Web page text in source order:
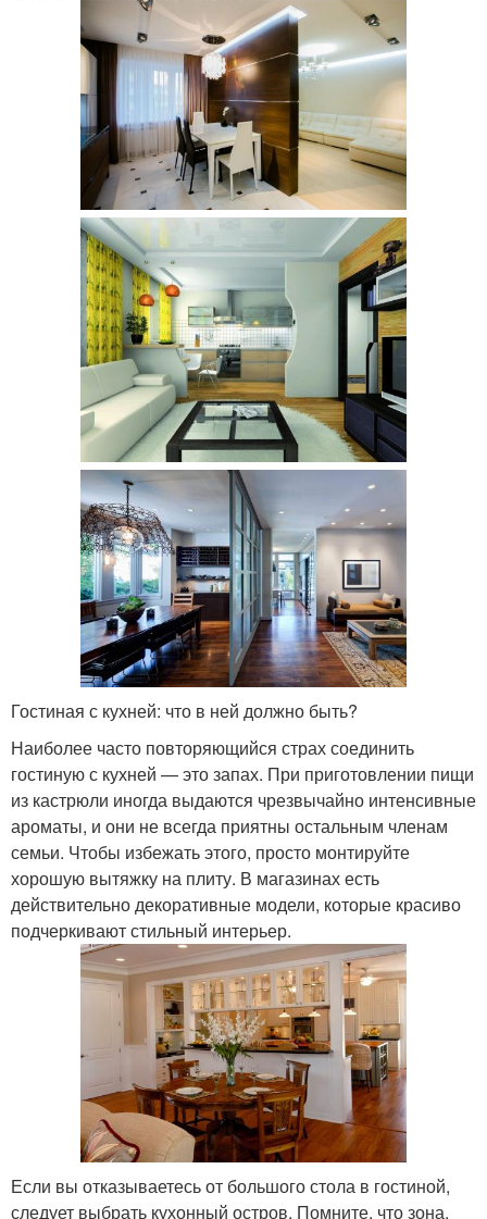
Гостиная с кухней: что в ней должно быть?
Наиболее часто повторяющийся страх соединить
гостиную с кухней — это запах. При приготовлении пищи
из кастрюли иногда выдаются чрезвычайно интенсивные
ароматы, и они не всегда приятны остальным членам
семьи. Чтобы избежать этого, просто монтируйте
хорошую вытяжку на плиту. В магазинах есть
действительно декоративные модели, которые красиво
подчеркивают стильный интерьер.
Если вы отказываетесь от большого стола в гостиной,
следует выбрать кухонный остров. Помните, что зона,